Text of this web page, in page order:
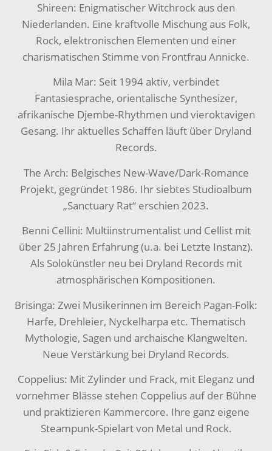
Shireen: Enigmatischer Witchrock aus den
Niederlanden. Eine kraftvolle Mischung aus Folk,
Rock, elektronischen Elementen und einer
charismatischen Stimme von Frontfrau Annicke.
Mila Mar: Seit 1994 aktiv, verbindet
Fantasiesprache, orientalische Synthesizer,
afrikanische Djembe-Rhythmen und vieroktavigen
Gesang. Ihr aktuelles Schaffen läuft über Dryland
Records.
The Arch: Belgisches New-Wave/Dark-Romance
Projekt, gegründet 1986. Ihr siebtes Studioalbum
„Sanctuary Rat“ erschien 2023.
Benni Cellini: Multiinstrumentalist und Cellist mit
über 25 Jahren Erfahrung (u.a. bei Letzte Instanz).
Als Solokünstler neu bei Dryland Records mit
atmosphärischen Kompositionen.
Brisinga: Zwei Musikerinnen im Bereich Pagan-Folk:
Harfe, Drehleier, Nyckelharpa etc. Thematisch
Mythologie, Sagen und archaische Klangwelten.
Neue Verstärkung bei Dryland Records.
Coppelius: Mit Zylinder und Frack, mit Eleganz und
vornehmer Blässe stehen Coppelius auf der Bühne
und praktizieren Kammercore. Ihre ganz eigene
Steampunk-Spielart von Metal und Rock.